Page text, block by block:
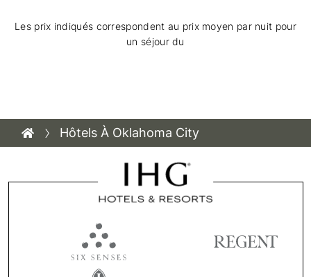
Les prix indiqués correspondent au prix moyen par nuit pour
un séjour du
Hôtels À Oklahoma City